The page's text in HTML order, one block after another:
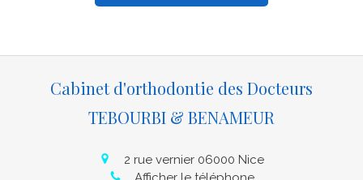
Cabinet d'orthodontie des Docteurs
TEBOURBI & BENAMEUR
2 rue vernier 06000 Nice